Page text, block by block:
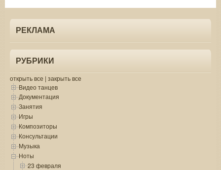
РЕКЛАМА
РУБРИКИ
открыть все | закрыть все
Видео танцев
Документация
Занятия
Игры
Композиторы
Консультации
Музыка
Ноты
23 февраля